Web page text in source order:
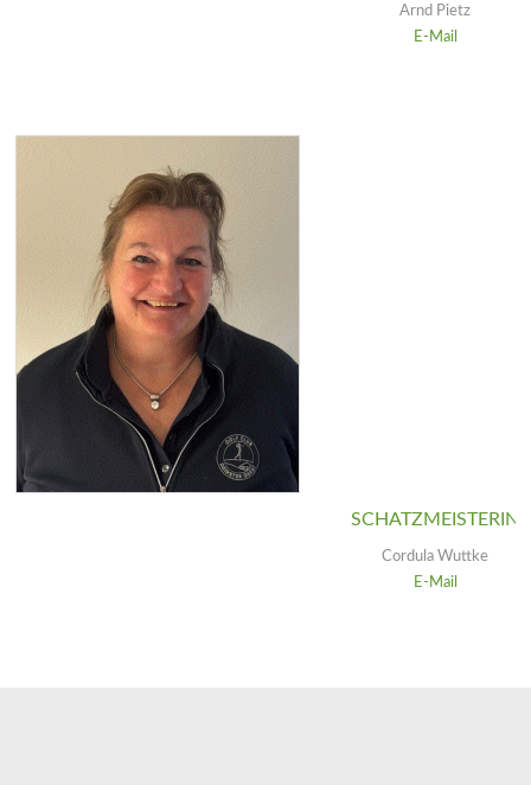
Arnd Pietz
E-Mail
SCHATZMEISTERIN
Cordula Wuttke
E-Mail